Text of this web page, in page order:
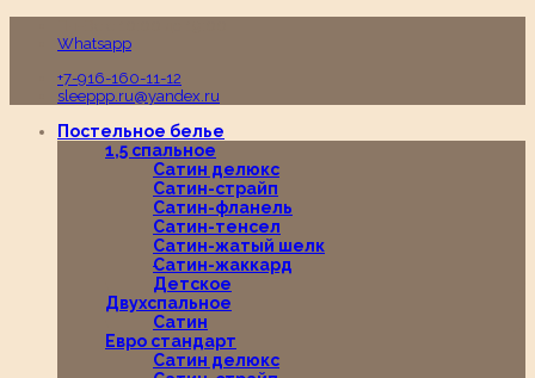
Whatsapp
+7-916-160-11-12
sleeppp.ru@yandex.ru
Постельное белье
1,5 спальное
Сатин делюкс
Сатин-страйп
Сатин-фланель
Сатин-тенсел
Сатин-жатый шелк
Сатин-жаккард
Детское
Двухспальное
Сатин
Евро стандарт
Сатин делюкс